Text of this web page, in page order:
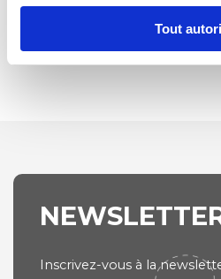
Tout
Inscrivez-vous à la